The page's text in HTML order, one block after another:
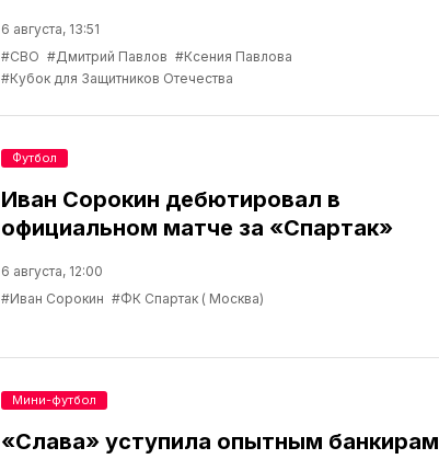
6 августа, 13:51
#СВО #Дмитрий Павлов #Ксения Павлова
#Кубок для Защитников Отечества
Иван Сорокин дебютировал в
официальном матче за «Спартак»
6 августа, 12:00
#Иван Сорокин #ФК Спартак ( Москва)
Футбол
«Слава» уступила опытным банкирам
Мини-футбол